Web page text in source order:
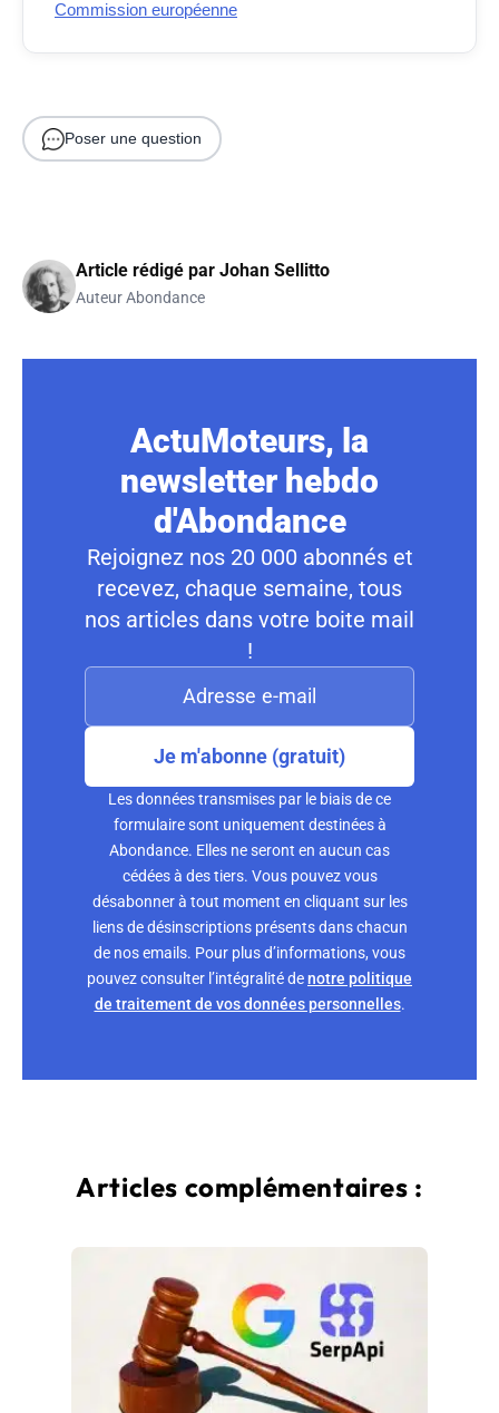
Commission européenne
Poser une question
Article rédigé par Johan Sellitto
Auteur Abondance
ActuMoteurs, la
newsletter hebdo
d'Abondance
Rejoignez nos 20 000 abonnés et
recevez, chaque semaine, tous
nos articles dans votre boite mail
!
Je m'abonne (gratuit)
Les données transmises par le biais de ce
formulaire sont uniquement destinées à
Abondance. Elles ne seront en aucun cas
cédées à des tiers. Vous pouvez vous
désabonner à tout moment en cliquant sur les
liens de désinscriptions présents dans chacun
de nos emails. Pour plus d’informations, vous
pouvez consulter l’intégralité denotre politique
de traitement de vos données personnelles.
Articles complémentaires :